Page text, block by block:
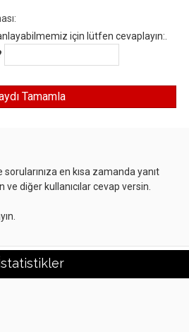
için lütfen cevaplayın:.
en kısa zamanda yanıt
diğer kullanıcılar cevap versin.